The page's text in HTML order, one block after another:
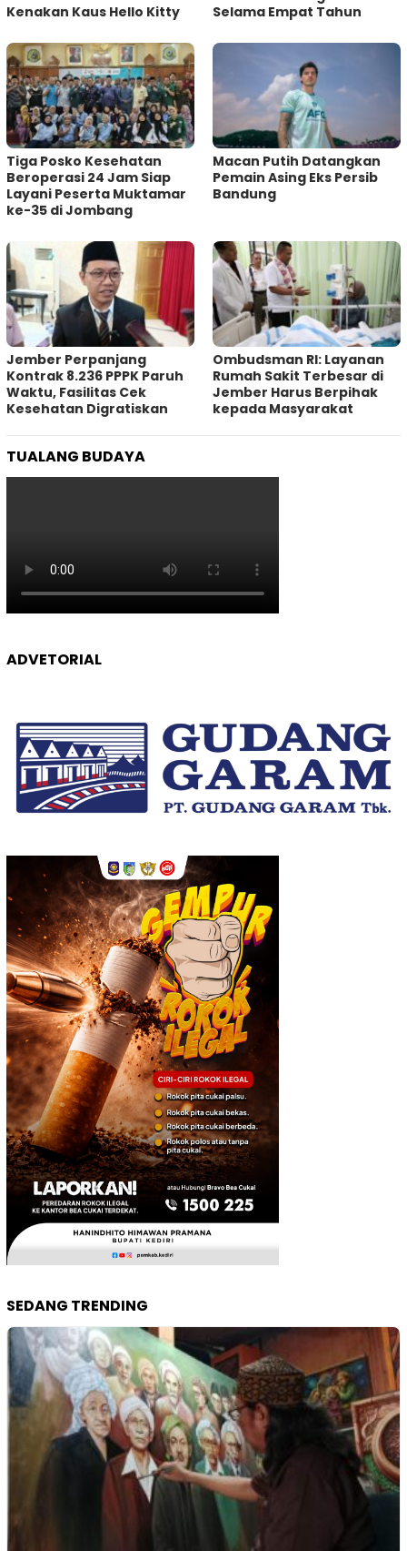
Kenakan Kaus Hello Kitty
Selama Empat Tahun
Tiga Posko Kesehatan
Beroperasi 24 Jam Siap
Layani Peserta Muktamar
ke-35 di Jombang
Macan Putih Datangkan
Pemain Asing Eks Persib
Bandung
Jember Perpanjang
Kontrak 8.236 PPPK Paruh
Waktu, Fasilitas Cek
Kesehatan Digratiskan
Ombudsman RI: Layanan
Rumah Sakit Terbesar di
Jember Harus Berpihak
kepada Masyarakat
TUALANG BUDAYA
ADVETORIAL
SEDANG TRENDING